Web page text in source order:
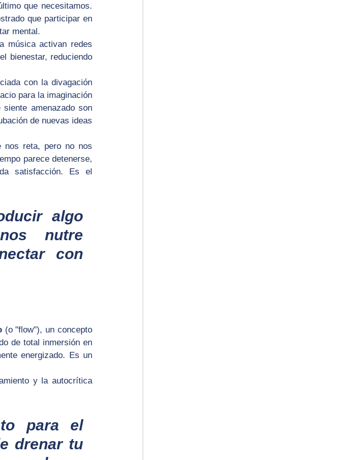
que necesitamos.
que participar en
mental.
música activan redes
bienestar, reduciendo
con la divagación
para la imaginación
amenazado son
de nuevas ideas
nos reta, pero no nos
parece detenerse,
satisfacción. Es el
algo
nutre
con
(o "flow"), un concepto
de total inmersión en
energizado. Es un
y la autocrítica
para el
drenar tu